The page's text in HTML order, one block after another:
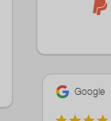
Google